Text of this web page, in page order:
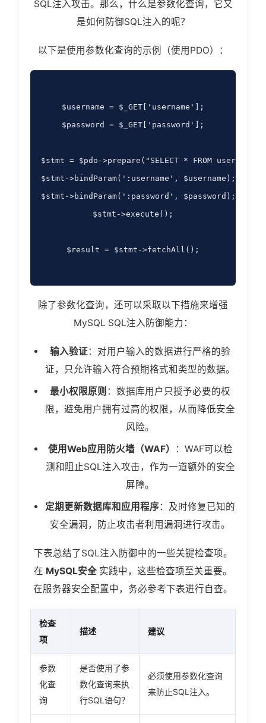
SQL注入攻击。那么，什么是参数化查询，它又
是如何防御SQL注入的呢？
以下是使用参数化查询的示例（使用PDO）：
$username = $_GET['username'];
$password = $_GET['password'];
$stmt = $pdo->prepare("SELECT * FROM users
$stmt->bindParam(':username', $username);
$stmt->bindParam(':password', $password);
$stmt->execute();
$result = $stmt->fetchAll();
除了参数化查询，还可以采取以下措施来增强
MySQL SQL注入防御能力：
输入验证：对用户输入的数据进行严格的验
证，只允许输入符合预期格式和类型的数据。
最小权限原则 ：数据库用户只授予必要的权
限，避免用户拥有过高的权限，从而降低安全
风险。
使用Web应用防火墙（WAF）
：WAF可以检
测和阻止SQL注入攻击，作为一道额外的安全
屏障。
定期更新数据库和应用程序：及时修复已知的
安全漏洞，防止攻击者利用漏洞进行攻击。
下表总结了SQL注入防御中的一些关键检查项。
在 MySQL安全 实践中，这些检查项至关重要。
在服务器安全配置中，务必参考下表进行自查。
检查
项
描述 建议
参数
化查
询
是否使用了参
数化查询来执
行SQL语句？
必须使用参数化查询
来防止SQL注入。